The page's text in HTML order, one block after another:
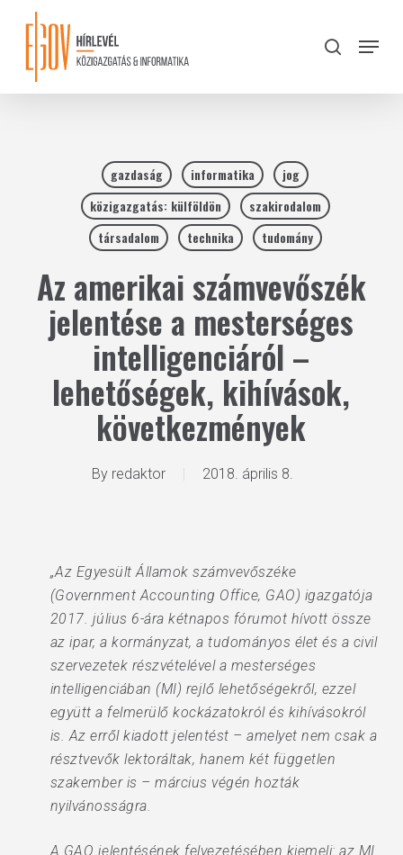
content
search
Menu
gazdaság informatika
jog
közigazgatás: külföldön
szakirodalom
társadalom
technika tudomány
Az amerikai számvevőszék
jelentése a mesterséges
intelligenciáról –
lehetőségek, kihívások,
következmények
By redaktor 2018. április 8.
„Az Egyesült Államok számvevőszéke
(Government Accounting Office, GAO) igazgatója
2017. július 6-ára kétnapos fórumot hívott össze
az ipar, a kormányzat, a tudományos élet és a civil
szervezetek részvételével a mesterséges
intelligenciában (MI) rejlő lehetőségekről, ezzel
együtt a felmerülő kockázatokról és kihívásokról
is. Az erről kiadott jelentést – amelyet nem csak a
résztvevők lektoráltak, hanem két független
szakember is – március végén hozták
nyilvánosságra.
A GAO jelentésének felvezetésében kiemeli: az MI
Close